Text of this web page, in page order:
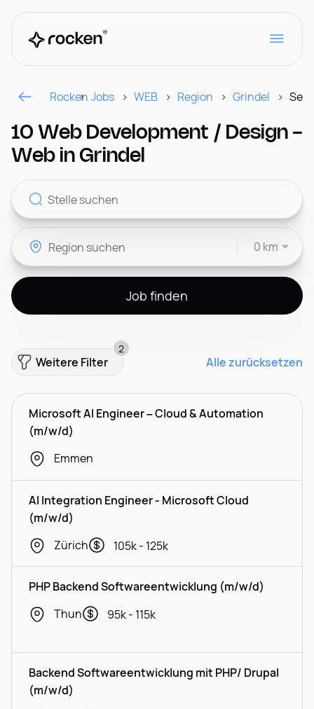
Für Arbeitgeber
Kontakt
CH
Rocken Jobs WEB Region Grindel
10 Web Development / Design -
Web in Grindel
0 km
Job finden
Weitere Filter
2
Alle zurücksetzen
Microsoft AI Engineer – Cloud & Automation
(m/w/d)
Emmen
AI Integration Engineer - Microsoft Cloud
(m/w/d)
Zürich
105k - 125k
PHP Backend Softwareentwicklung (m/w/d)
Thun
95k - 115k
Backend Softwareentwicklung mit PHP/ Drupal
(m/w/d)